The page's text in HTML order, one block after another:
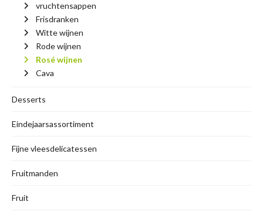
vruchtensappen
Frisdranken
Witte wijnen
Rode wijnen
Rosé wijnen
Cava
Desserts
Eindejaarsassortiment
Fijne vleesdelicatessen
Fruitmanden
Fruit